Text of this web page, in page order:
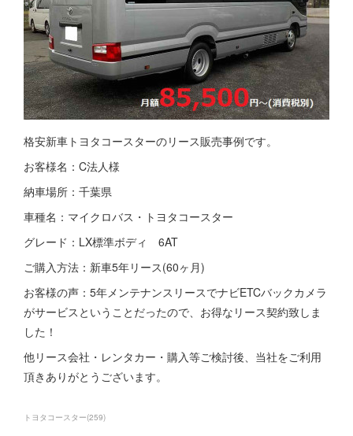
格安新車トヨタコースターのリース販売事例です。
お客様名：C法人様
納車場所：千葉県
車種名：マイクロバス・トヨタコースター
グレード：LX標準ボディ 6AT
ご購入方法：新車5年リース(60ヶ月)
お客様の声：5年メンテナンスリースでナビETCバックカメラ
がサービスということだったので、お得なリース契約致しま
した！
他リース会社・レンタカー・購入等ご検討後、当社をご利用
頂きありがとうございます。
トヨタコースター(259)